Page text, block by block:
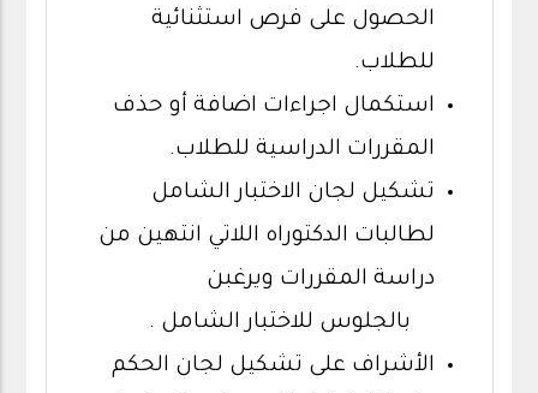
الحصول على فرص استثنائية
للطلاب.
استكمال اجراءات اضافة أو حذف
المقررات الدراسية للطلاب.
تشكيل لجان الاختبار الشامل
لطالبات الدكتوراه اللاتي انتهين من
دراسة المقررات ويرغبن
بالجلوس للاختبار الشامل .
الأشراف على تشكيل لجان الحكم